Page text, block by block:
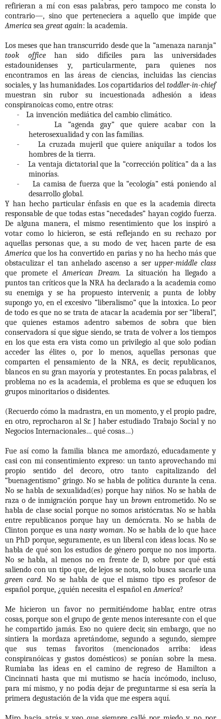
refirieran a mí con esas palabras, pero tampoco me consta lo
contrario—, sino que perteneciera a aquello que impide que
America sea great again: la academia.
Los meses que han transcurrido desde que la “amenaza naranja”
took officehan sido difíciles para las universidades
estadounidenses y, particularmente, para quienes nos
encontramos en las áreas de ciencias, incluidas las ciencias
sociales, y las humanidades. Los copartidarios del toddler-in-chief
muestran sin rubor su incuestionada adhesión a ideas
conspiranoicas como, entre otras:
-
La invención mediática del cambio climático.
-
La “agenda gay” que quiere acabar con la
heterosexualidad y con las familias.
-
La cruzada mujeril que quiere aniquilar a todos los
hombres de la tierra.
-
La ventaja dictatorial que la “corrección política” da a las
minorías.
-
La camisa de fuerza que la “ecología” está poniendo al
desarrollo global.
Y han hecho particular énfasis en que es la academia directa
responsable de que todas estas “necedades” hayan cogido fuerza.
De alguna manera, el mismo resentimiento que los inspiró a
votar como lo hicieron, se está reflejando en su rechazo por
aquellas personas que, a su modo de ver, hacen parte de esa
America que los ha convertido en parias y no ha hecho más que
obstaculizar el tan anhelado ascenso a ser upper-middle class
que promete elAmerican Dream. La situación ha llegado a
puntos tan críticos que la NRA ha declarado a la academia como
su enemiga y se ha propuesto intervenir, a punta de lobby
supongo yo, en el excesivo “liberalismo” que la intoxica. Lo peor
de todo es que no se trata de atacar la academia por ser “liberal”,
que quienes estamos adentro sabemos de sobra que bien
conservadora sí que sigue siendo, se trata de volver a los tiempos
en los que esta era vista como un privilegio al que solo podían
acceder las élites o, por lo menos, aquellas personas que
comparten el pensamiento de la NRA, es decir, republicanos,
blancos en su gran mayoría y protestantes. En pocas palabras, el
problema no es la academia, el problema es que se eduquen los
grupos minoritarios o disidentes.
(Recuerdo cómo la madrastra, en un momento, y el propio padre,
en otro, reprocharon al Sr. J haber estudiado Trabajo Social y no
Negocios Internacionales… qué cosas…)
Fue así como la familia blanca me amordazó, educadamente y
casi con mi consentimiento expreso: un tanto aprovechando mi
propio sentido del decoro, otro tanto capitalizando del
“buenagentismo” gringo. No se habla de política durante la cena.
No se habla de sexualidad(es) porque hay niños. No se habla de
raza o de inmigración porque hay un brown entrometido. No se
habla de clase social porque no somos aristócratas. No se habla
entre republicanos porque hay un demócrata. No se habla de
Clinton porque es unanasty woman. No se habla de lo que hace
un PhD porque, seguramente, es un liberal con ideas locas. No se
habla de qué son los estudios de género porque no nos importa.
No se habla, al menos no en frente de D, sobre por qué está
saliendo con un tipo que, de lejos se nota, solo busca sacarle una
green card. No se habla de que el mismo tipo es profesor de
español porque, ¿quién necesita el español enAmerica?
Me hicieron un favor no permitiéndome hablar, entre otras
cosas, porque son el grupo de gente menos interesante con el que
he compartido jamás. Eso no quiere decir, sin embargo, que no
sintiera la mordaza apretándome, segundo a segundo, siempre
que sus temas favoritos (mencionados arriba: ideas
conspiranóicas y gastos domésticos) se ponían sobre la mesa.
Rumiaba las ideas en el camino de regreso de Hamilton a
Cincinnati hasta que mi mutismo se hacía incómodo, incluso,
para mí mismo, y no podía dejar de preguntarme si esa sería la
primera degustación de la vida que me espera aquí.